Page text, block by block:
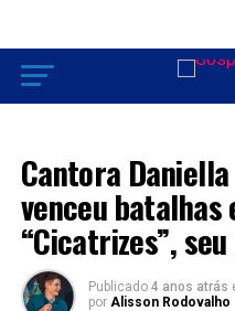
Cantora
venceu
“Cicatrizes”,
Publicado 4 anos atrás
por Alisson Rodovalho